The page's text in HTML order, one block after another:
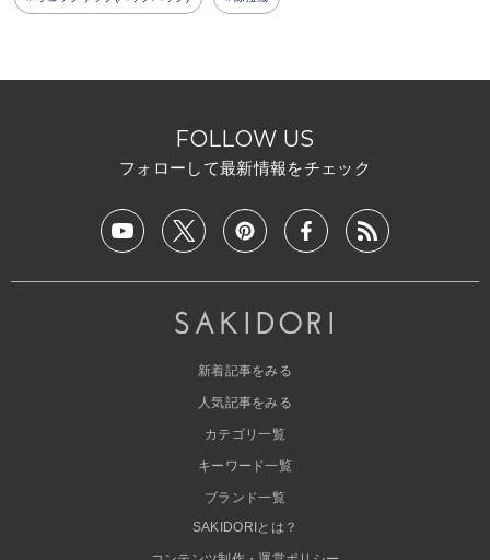
FOLLOW US
フォローして最新情報をチェック
新着記事をみる
人気記事をみる
カテゴリ一覧
キーワード一覧
ブランド一覧
SAKIDORIとは？